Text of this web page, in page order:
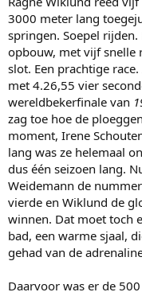
3000 meter lang
springen. Soepel
opbouw, met vijf snelle
slot. Een prachtige
met 4.26,55 vier
wereldbekerfinale van
zag toe hoe de
moment, Irene
lang was ze helemaal
dus één seizoen lang.
Weidemann de
vierde en Wiklund de
winnen. Dat moet toch
bad, een warme sjaal,
gehad van de
Daarvoor was er de